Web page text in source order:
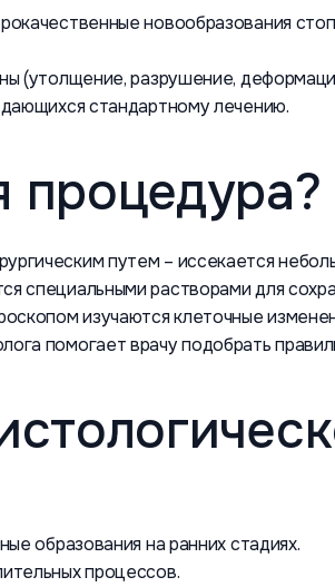
новообразования
(утолщение, разрушение,
стандартному лечению.
процедура?
путем – иссекается
специальными растворами для
изучаются клеточные
помогает врачу подобрать
образования на ранних стадиях.
процессов.